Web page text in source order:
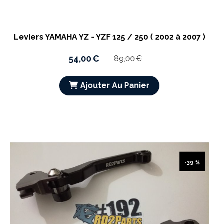
Leviers YAMAHA YZ - YZF 125 / 250 ( 2002 à 2007 )
54,00€ 89,00€
Ajouter Au Panier
-39 %